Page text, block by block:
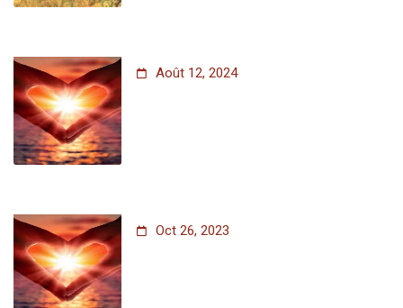
Août 12, 2024
Oct 26, 2023